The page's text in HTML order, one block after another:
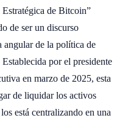
de Bitcoin”
de ser un discurso
angular de la política de
por el presidente
en marzo de 2025, esta
de liquidar los activos
está centralizando en una